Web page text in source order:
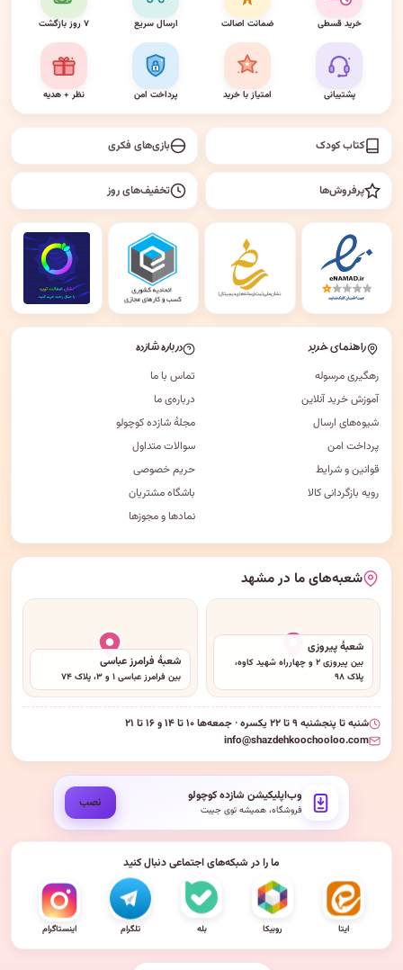
خرید قسطی ضمانت اصالت ارسال سریع ۷ روز بازگشت
پشتیبانی امتیاز با خرید پرداخت امن نظر + هدیه
کتاب کودک بازی‌های فکری
پرفروش‌ها تخفیف‌های روز
راهنمای خرید
رهگیری مرسوله
آموزش خرید آنلاین
شیوه‌های ارسال
پرداخت امن
قوانین و شرایط
رویه بازگردانی کالا
درباره شازده
تماس با ما
درباره‌ی ما
مجلهٔ شازده کوچولو
سوالات متداول
حریم خصوصی
باشگاه مشتریان
نمادها و مجوزها
شعبه‌های ما در مشهد
شعبهٔ پیروزی
بین پیروزی ۲ و چهارراه شهید کاوه،
پلاک ۹۸
شعبهٔ فرامرز عباسی
بین فرامرز عباسی ۱ و ۳، پلاک ۷۴
شنبه تا پنجشنبه ۹ تا ۲۲ یکسره · جمعه‌ها ۱۰ تا ۱۴ و ۱۶ تا ۲۱
info@shazdehkoochooloo.com
وب‌اپلیکیشن شازده کوچولو
فروشگاه، همیشه توی جیبت نصب
ما را در شبکه‌های اجتماعی دنبال کنید
ایتا روبیکا بله تلگرام اینستاگرام